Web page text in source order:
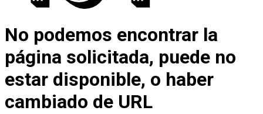
No podemos encontrar la
página solicitada, puede no
estar disponible, o haber
cambiado de URL